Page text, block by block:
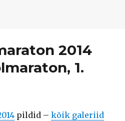
2014
1.
pildid –kõik galeriid